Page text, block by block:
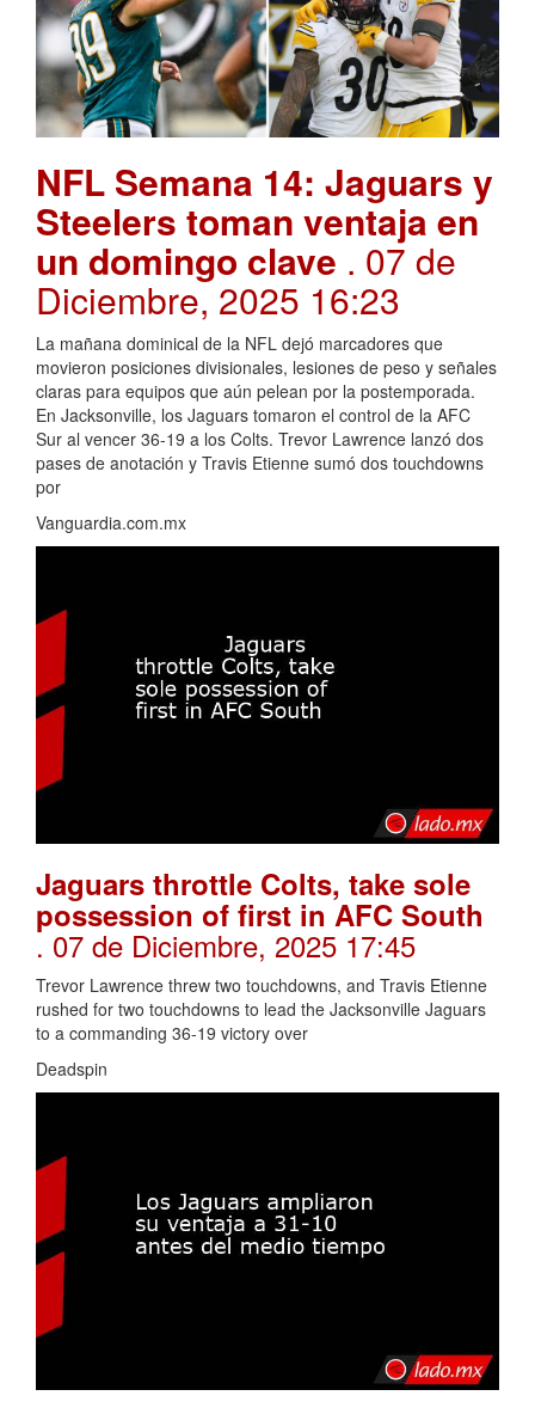
NFL Semana 14: Jaguars y
Steelers toman ventaja en
un domingo clave . 07 de
Diciembre, 2025 16:23
La mañana dominical de la NFL dejó marcadores que
movieron posiciones divisionales, lesiones de peso y señales
claras para equipos que aún pelean por la postemporada.
En Jacksonville, los Jaguars tomaron el control de la AFC
Sur al vencer 36-19 a los Colts. Trevor Lawrence lanzó dos
pases de anotación y Travis Etienne sumó dos touchdowns
por
Vanguardia.com.mx
Jaguars throttle Colts, take sole
possession of first in AFC South
. 07 de Diciembre, 2025 17:45
Trevor Lawrence threw two touchdowns, and Travis Etienne
rushed for two touchdowns to lead the Jacksonville Jaguars
to a commanding 36-19 victory over
Deadspin